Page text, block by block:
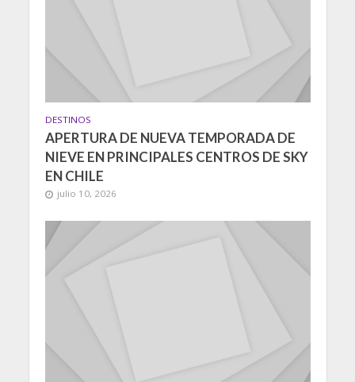
DESTINOS
APERTURA DE NUEVA TEMPORADA DE
NIEVE EN PRINCIPALES CENTROS DE SKY
EN CHILE
julio 10, 2026